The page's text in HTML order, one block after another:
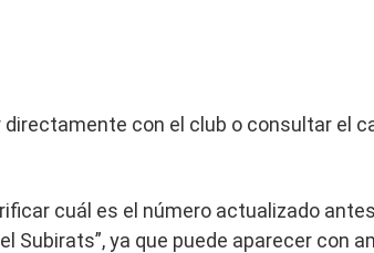
con el club o consultar el
cuál es el número actualizado
Subirats”, ya que puede aparecer con